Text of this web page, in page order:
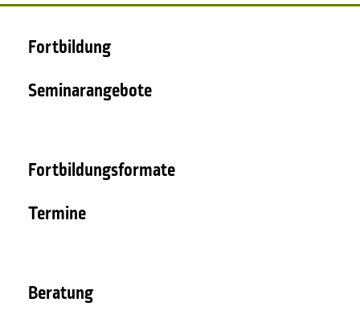
Fortbildung
Seminarangebote
Fortbildungsformate
Termine
Beratung